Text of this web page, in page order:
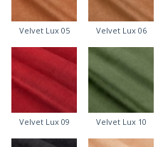
Velvet Lux 05 Velvet Lux 06
Velvet Lux 09 Velvet Lux 10